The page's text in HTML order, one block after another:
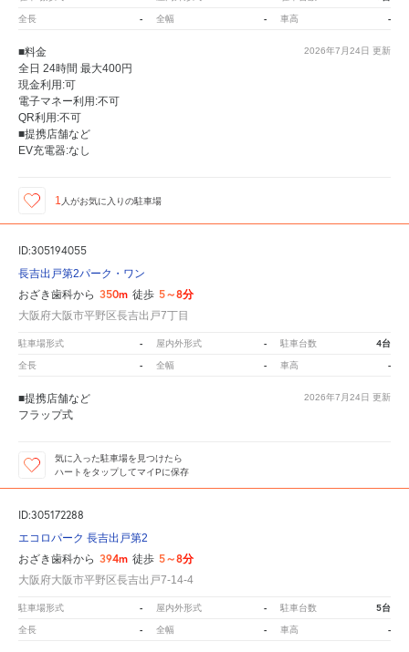
全長 - 全幅 - 車高 -
2026年7月24日 更新
■料金
全日 24時間 最大400円
現金利用:可
電子マネー利用:不可
QR利用:不可
■提携店舗など
EV充電器:なし
1 人がお気に入りの駐車場
ID:305194055
長吉出戸第2パーク・ワン
おざき歯科から 350m 徒歩 5～8分
大阪府大阪市平野区長吉出戸7丁目
駐車場形式 - 屋内外形式 - 駐車台数 4台
全長 - 全幅 - 車高 -
2026年7月24日 更新
■提携店舗など
フラップ式
気に入った駐車場を見つけたら
ハートをタップしてマイPに保存
ID:305172288
エコロパーク 長吉出戸第2
おざき歯科から 394m 徒歩 5～8分
大阪府大阪市平野区長吉出戸7-14-4
駐車場形式 - 屋内外形式 - 駐車台数 5台
全長 - 全幅 - 車高 -